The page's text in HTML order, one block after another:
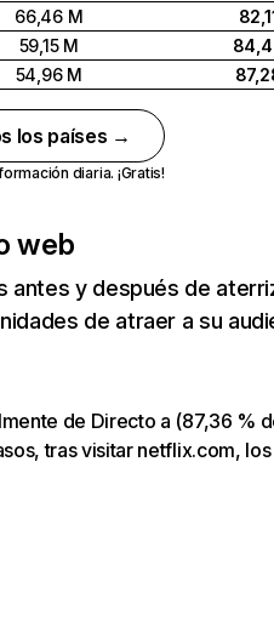
66,46 M
59,15 M
54,96 M
los países →
diaria. ¡Gratis!
web
antes y después de
de atraer a su
de Directo a (87,36 %
tras visitar netflix.com,